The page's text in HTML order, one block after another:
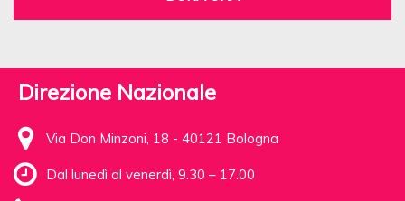
Direzione Nazionale
Via Don Minzoni, 18 - 40121 Bologna
Dal lunedì al venerdì, 9.30 – 17.00